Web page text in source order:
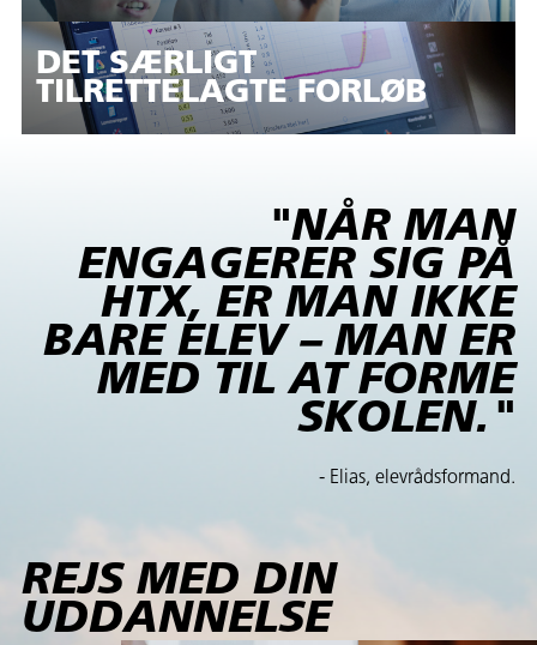
DET SÆRLIGT
TILRETTELAGTE FORLØB
"NÅR MAN
ENGAGERER SIG PÅ
HTX, ER MAN IKKE
BARE ELEV – MAN ER
MED TIL AT FORME
SKOLEN."
- Elias, elevrådsformand.
REJS MED DIN
UDDANNELSE